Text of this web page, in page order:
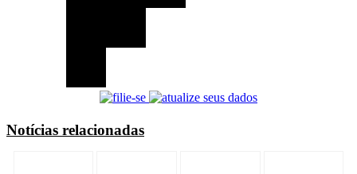
Notícias relacionadas